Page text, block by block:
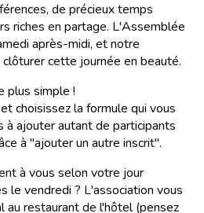
de précieux temps
riches en partage. L'Assemblée
après-midi, et notre
cette journée en beauté.
plus simple !
choisissez la formule qui vous
à ajouter autant de participants
à "ajouter un autre inscrit".
à vous selon votre jour
le vendredi ? L'association vous
au restaurant de l'hôtel (pensez